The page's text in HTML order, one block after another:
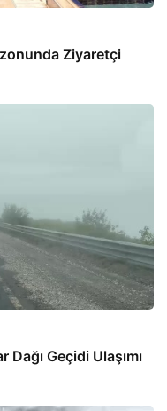
Ziyaretçi
Geçidi Ulaşımı